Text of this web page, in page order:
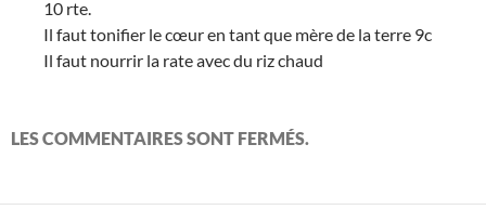
10 rte.
Il faut tonifier le cœur en tant que mère de la terre 9c
Il faut nourrir la rate avec du riz chaud
LES COMMENTAIRES SONT FERMÉS.